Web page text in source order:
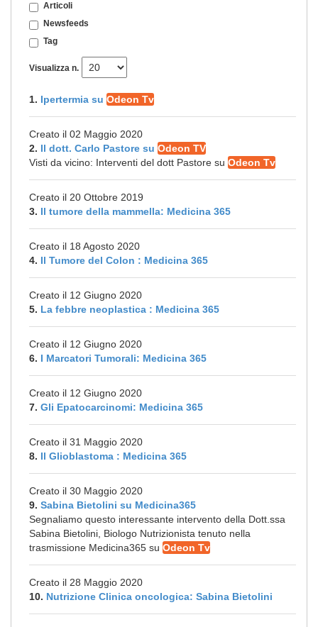
Articoli
Newsfeeds
Tag
Visualizza n.
1. Ipertermia su Odeon Tv
Creato il 02 Maggio 2020
2. Il dott. Carlo Pastore su Odeon TV
Visti da vicino: Interventi del dott Pastore su Odeon Tv
Creato il 20 Ottobre 2019
3. Il tumore della mammella: Medicina 365
Creato il 18 Agosto 2020
4. Il Tumore del Colon : Medicina 365
Creato il 12 Giugno 2020
5. La febbre neoplastica : Medicina 365
Creato il 12 Giugno 2020
6. I Marcatori Tumorali: Medicina 365
Creato il 12 Giugno 2020
7. Gli Epatocarcinomi: Medicina 365
Creato il 31 Maggio 2020
8. Il Glioblastoma : Medicina 365
Creato il 30 Maggio 2020
9. Sabina Bietolini su Medicina365
Segnaliamo questo interessante intervento della Dott.ssa
Sabina Bietolini, Biologo Nutrizionista tenuto nella
trasmissione Medicina365 su Odeon Tv
Creato il 28 Maggio 2020
10. Nutrizione Clinica oncologica: Sabina Bietolini